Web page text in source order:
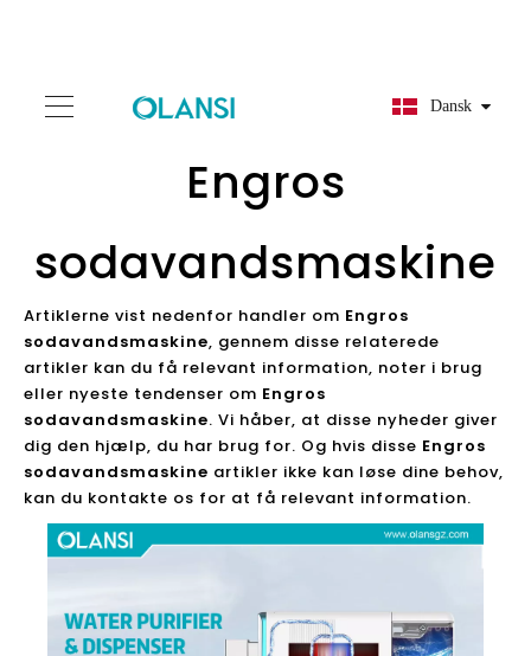
Dansk
Engros
sodavandsmaskine
Artiklerne vist nedenfor handler om Engros
sodavandsmaskine, gennem disse relaterede
artikler kan du få relevant information, noter i brug
eller nyeste tendenser om Engros
sodavandsmaskine. Vi håber, at disse nyheder giver
dig den hjælp, du har brug for. Og hvis disse Engros
sodavandsmaskine artikler ikke kan løse dine behov,
kan du kontakte os for at få relevant information.